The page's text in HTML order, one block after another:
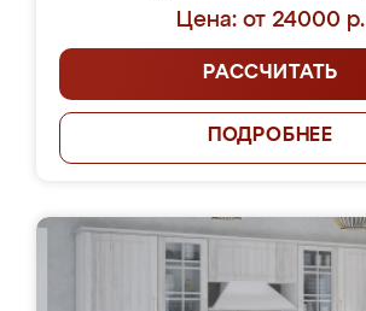
Цена: от 24000 р.
РАССЧИТАТЬ
ПОДРОБНЕЕ